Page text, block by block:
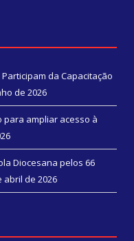
da Capacitação
de 2026
para ampliar acesso à
Diocesana pelos 66
abril de 2026